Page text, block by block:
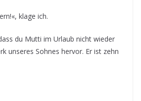
klage ich.
du Mutti im Urlaub nicht wieder
unseres Sohnes hervor. Er ist zehn